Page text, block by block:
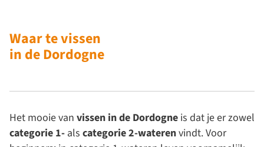
Waar te vissen
in de Dordogne
Het mooie van vissen in de Dordogne is dat je er zowel
categorie 1- als categorie 2-waterenvindt. Voor